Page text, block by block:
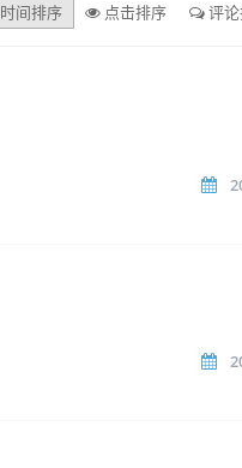
时间排序 点击排序 评